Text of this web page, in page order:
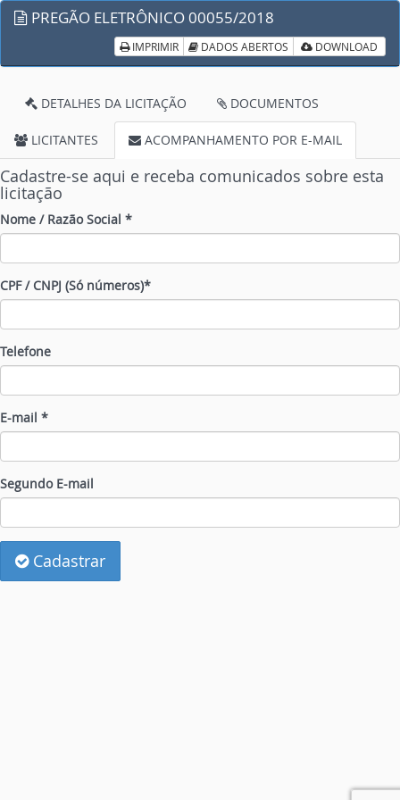
PREGÃO ELETRÔNICO 00055/2018
IMPRIMIR DADOS ABERTOS DOWNLOAD
DETALHES DA LICITAÇÃO DOCUMENTOS
LICITANTES ACOMPANHAMENTO POR E-MAIL
Cadastre-se aqui e receba comunicados sobre esta
licitação
Nome / Razão Social *
CPF / CNPJ (Só números)*
Telefone
E-mail *
Segundo E-mail
Cadastrar